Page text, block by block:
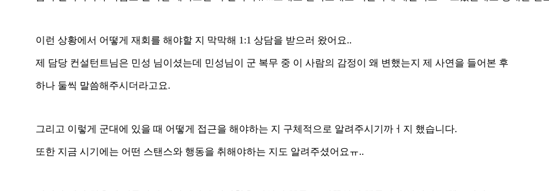
이런 상황에서 어떻게 재회를 해야할 지 막막해 1:1 상담을 받으러 왔어요..
제 담당 컨설턴트님은 민성 님이셨는데 민성님이 군 복무 중 이 사람의 감정이 왜 변했는지 제 사연을 들어본 후
하나 둘씩 말씀해주시더라고요.
그리고 이렇게 군대에 있을 때 어떻게 접근을 해야하는 지 구체적으로 알려주시기까ㅓ지 했습니다.
또한 지금 시기에는 어떤 스탠스와 행동을 취해야하는 지도 알려주셨어요ㅠ..